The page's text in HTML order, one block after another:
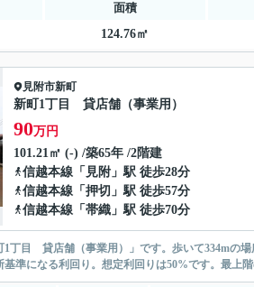
面積
124.76㎡
見附市新町
新町1丁目 貸店舗（事業用）
90万円
101.21㎡ (-) /築65年 /2階建
信越本線 「 見附 」駅 徒歩28分
信越本線 「 押切 」駅 徒歩57分
信越本線 「 帯織 」駅 徒歩70分
丁目 貸店舗（事業用）」です。歩いて334mの
準になる利回り。想定利回りは50%です。最上